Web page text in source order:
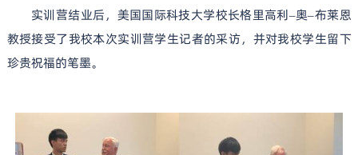
实训营结业后， 美国国际科技大学校长格里高利–奥–布莱恩
教授接受了我校本次实训营学生记者的采访，并对我校学生留下
珍贵祝福的笔墨。